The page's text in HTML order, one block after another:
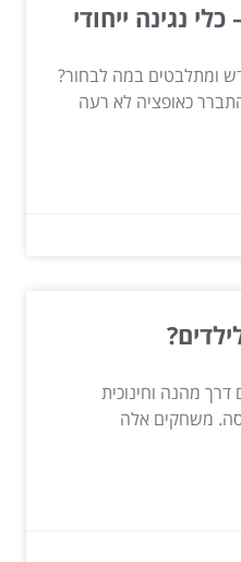
נגינה ייחודי
ומתלבטים במה לבחור?
כאופציה לא רעה
מהנה וחינוכית
משחקים אלה